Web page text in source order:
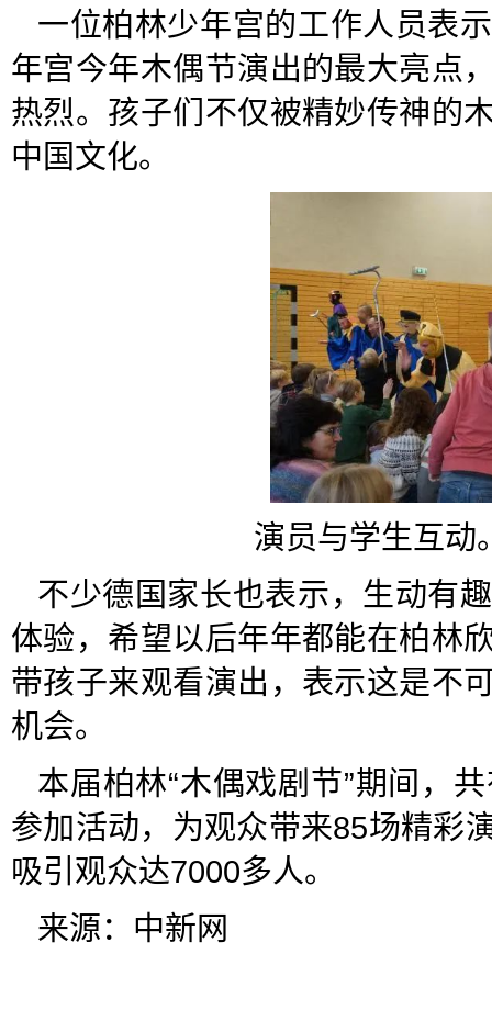
一位柏林少年宫的工作人员表
年宫今年木偶节演出的最大亮点
热烈。孩子们不仅被精妙传神的
中国文化。
演员与学生互动
不少德国家长也表示，生动有
体验，希望以后年年都能在柏林
带孩子来观看演出，表示这是不
机会。
本届柏林“木偶戏剧节”期间，
参加活动，为观众带来85场精彩
吸引观众达7000多人。
来源：中新网